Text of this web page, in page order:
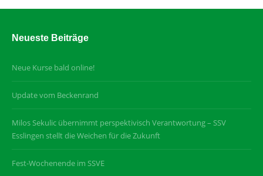
Neueste Beiträge
Neue Kurse bald online!
Update vom Beckenrand
Milos Sekulic übernimmt perspektivisch Verantwortung – SSV
Esslingen stellt die Weichen für die Zukunft
Fest-Wochenende im SSVE